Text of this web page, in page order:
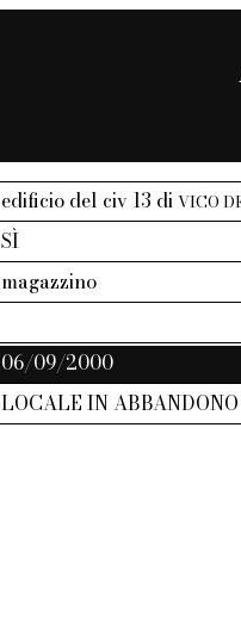
edificio del civ 13 diVICO
SÌ
magazzino
06/09/2000
LOCALE IN ABBANDONO